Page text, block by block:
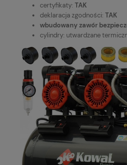
certyfikaty: TAK
deklaracja zgodności: TAK
wbudowany zawór
cylindry: utwardzane